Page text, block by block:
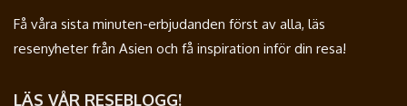
Få våra sista minuten-erbjudanden först av alla, läs
resenyheter från Asien och få inspiration inför din resa!
LÄS VÅR RESEBLOGG!